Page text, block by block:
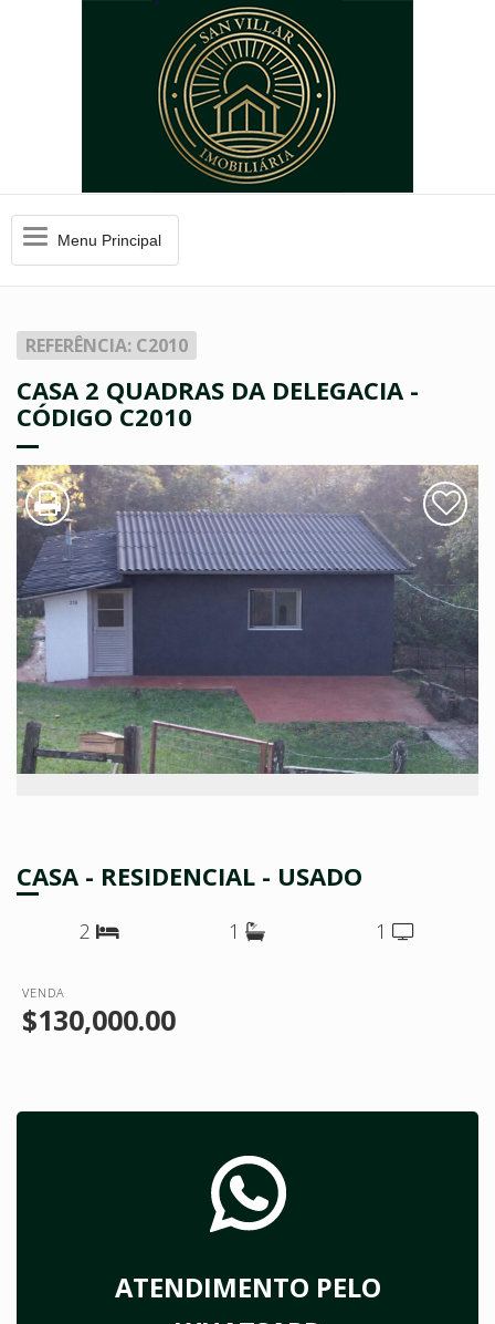
MenuMenu Principal
REFERÊNCIA: C2010
CASA 2 QUADRAS DA DELEGACIA -
CÓDIGO C2010
CASA - RESIDENCIAL - USADO
2 1 1
VENDA
$130,000.00
ATENDIMENTO PELO